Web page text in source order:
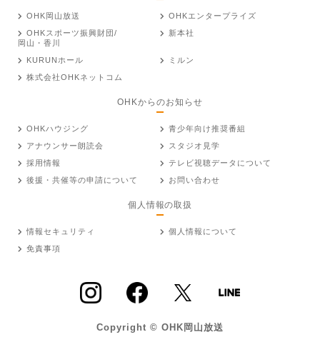
OHK岡山放送
OHKエンタープライズ
OHKスポーツ振興財団/
岡山・香川
新本社
KURUNホール
ミルン
株式会社OHKネットコム
OHKからのお知らせ
OHKハウジング
青少年向け推奨番組
アナウンサー朗読会
スタジオ見学
採用情報
テレビ視聴データについて
後援・共催等の申請について
お問い合わせ
個人情報の取扱
情報セキュリティ
個人情報について
免責事項
Copyright © OHK岡山放送